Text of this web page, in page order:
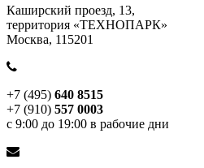
Каширский проезд, 13,
территория «ТЕХНОПАРК»
Москва, 115201
+7 (495) 640 8515
+7 (910) 557 0003
с 9:00 до 19:00 в рабочие дни